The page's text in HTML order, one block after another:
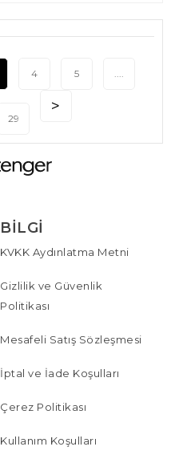
4 5
29
BILGI
KVKK Aydınlatma Metni
Gizlilik ve Güvenlik
Politikası
Mesafeli Satış Sözleşmesi
İptal ve İade Koşulları
Çerez Politikası
Kullanım Koşulları